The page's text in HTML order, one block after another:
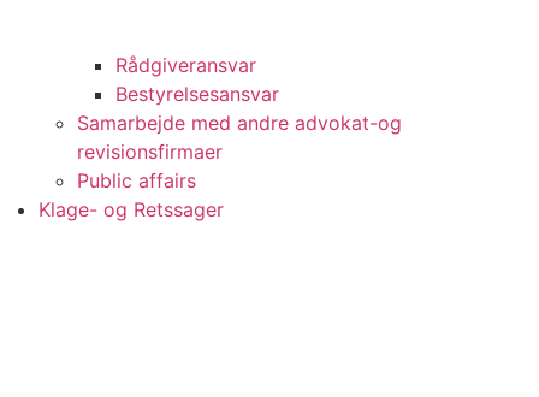
Rådgiveransvar
Bestyrelsesansvar
Samarbejde med andre advokat-og
revisionsfirmaer
Public affairs
Klage- og Retssager